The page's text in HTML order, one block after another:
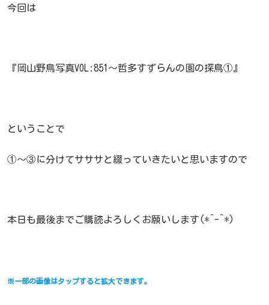
今回は
『岡山野鳥写真VOL:851～哲多すずらんの園の探鳥①』
ということで
①～③に分けてサササと綴っていきたいと思いますので
本日も最後までご購読よろしくお願いします(*^-^*)
※一部の画像はタップすると拡大できます。